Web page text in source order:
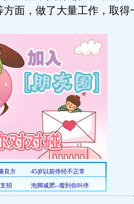
方面，做了大量工作，取得